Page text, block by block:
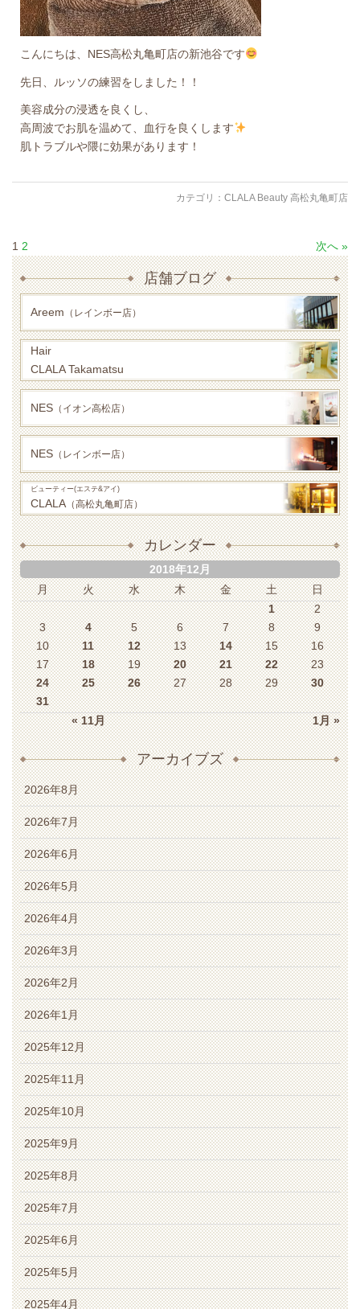
こんにちは、NES高松丸亀町店の新池谷です
先日、ルッソの練習をしました！！
美容成分の浸透を良くし、
高周波でお肌を温めて、血行を良くします
肌トラブルや隈に効果があります！
カテゴリ： CLALA Beauty 高松丸亀町店
1 2 次へ »
店舗ブログ
Areem （レインボー店）
Hair
CLALA Takamatsu
NES （イオン高松店）
NES （レインボー店）
ビューティー(エステ&アイ)
CLALA （高松丸亀町店）
カレンダー
2018年12月
月
火 水 木 金 土 日
« 11月 1月 »
1
2
3
4 5 6 7 8
9
10
11 12 13 14 15
16
17
18 19 20 21 22
23
24
25 26 27 28 29
30
31
アーカイブズ
2026年8月
2026年7月
2026年6月
2026年5月
2026年4月
2026年3月
2026年2月
2026年1月
2025年12月
2025年11月
2025年10月
2025年9月
2025年8月
2025年7月
2025年6月
2025年5月
2025年4月